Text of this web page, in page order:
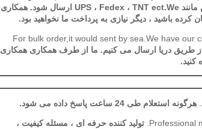
سفارش نمونه ، می تواند توسط شرکت های اکسپرس مانند UPS ، Fedex ، TNT ect.We ارسال شود. همکاری
باشید ، دیگر نیازی به پرداخت ما نخواهید بود.
For bulk order,it would sent by sea.We have our
طریق دریا ارسال می کنیم. ما از طرف همکاری همکاری
هرگونه استعلام طی 24 ساعت پاسخ داده می شود.
Professional تولید کننده حرفه ای ، مسئله کیفیت ،